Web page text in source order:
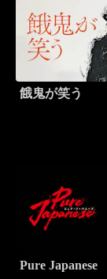
餓鬼が笑う
Pure Japanese